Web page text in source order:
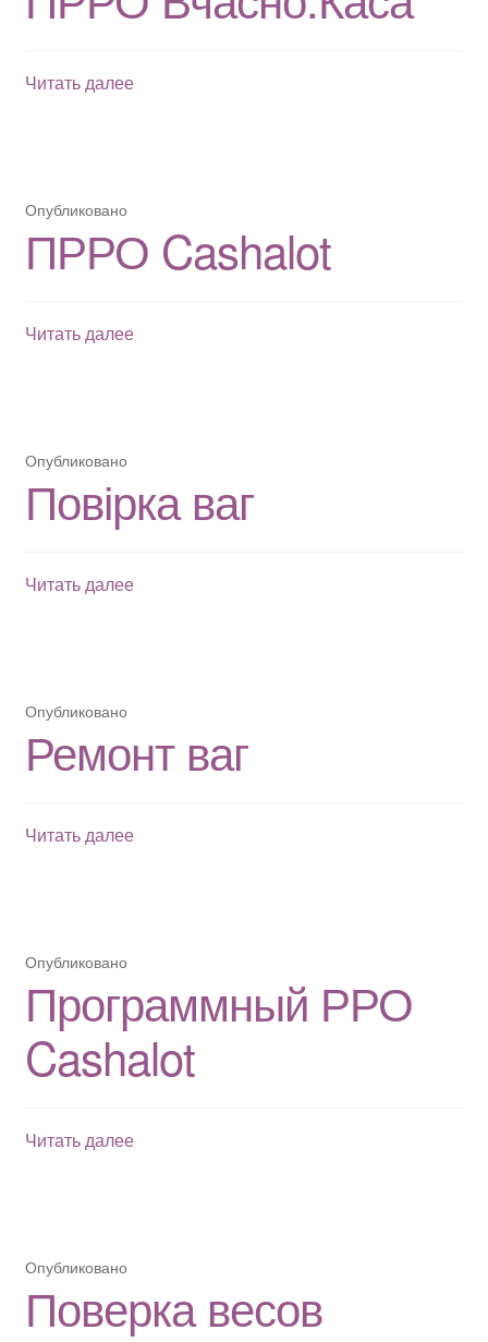
Читать далееПРРО
Опубликовано
ПРРО Cashalot
Читать далееПРРО
Опубликовано
Повірка ваг
Читать далееПовірка
Опубликовано
Ремонт ваг
Читать далееРемонт
Опубликовано
Программный РРО
Cashalot
Читать далееПрограммный
Опубликовано
Поверка весов